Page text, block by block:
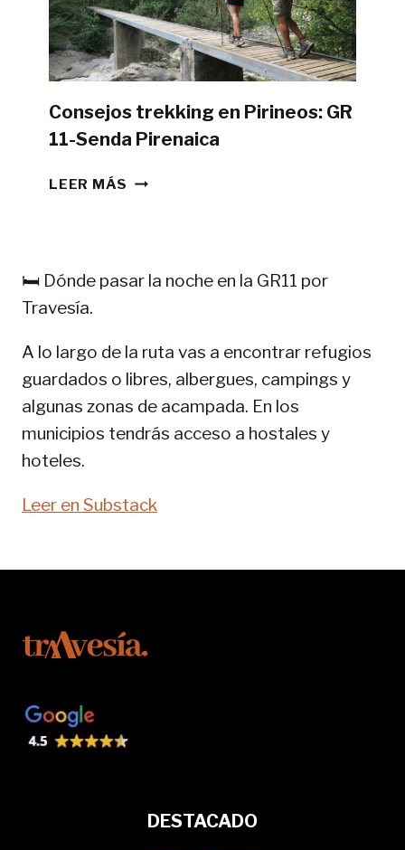
DE
CAMPAÑA?
Consejos trekking en Pirineos: GR
11-Senda Pirenaica
LEER MÁS CONSEJOS
11-
🛏️ Dónde pasar la noche en la GR11 por
Travesía.
A lo largo de la ruta vas a encontrar refugios
guardados o libres, albergues, campings y
algunas zonas de acampada. En los
municipios tendrás acceso a hostales y
hoteles.
Leer en Substack
DESTACADO